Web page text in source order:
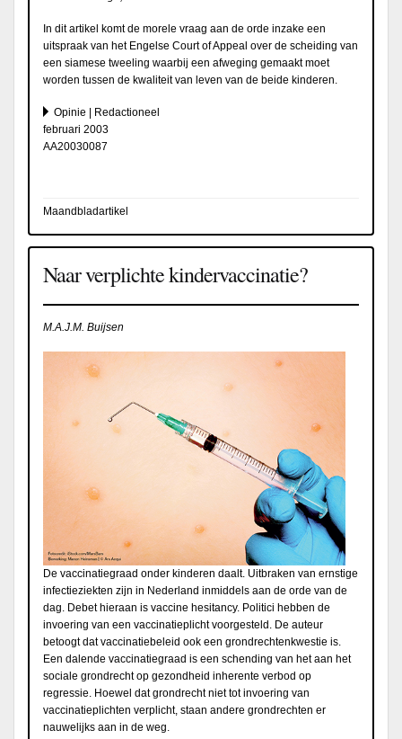
In dit artikel komt de morele vraag aan de orde inzake een
uitspraak van het Engelse Court of Appeal over de scheiding van
een siamese tweeling waarbij een afweging gemaakt moet
worden tussen de kwaliteit van leven van de beide kinderen.
Opinie | Redactioneel
februari 2003
AA20030087
Maandbladartikel
Naar verplichte kindervaccinatie?
M.A.J.M. Buijsen
De vaccinatiegraad onder kinderen daalt. Uitbraken van ernstige
infectieziekten zijn in Nederland inmiddels aan de orde van de
dag. Debet hieraan is vaccine hesitancy. Politici hebben de
invoering van een vaccinatieplicht voorgesteld. De auteur
betoogt dat vaccinatiebeleid ook een grondrechtenkwestie is.
Een dalende vaccinatiegraad is een schending van het aan het
sociale grondrecht op gezondheid inherente verbod op
regressie. Hoewel dat grondrecht niet tot invoering van
vaccinatieplichten verplicht, staan andere grondrechten er
nauwelijks aan in de weg.